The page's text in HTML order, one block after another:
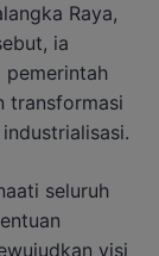
Raya,
ia
pemerintah
transformasi
seluruh
visi